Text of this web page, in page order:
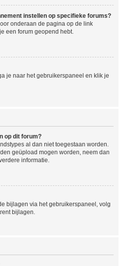
instellen op specifieke forums?
onderaan de pagina op de link
een forum geopend hebt.
je naar het gebruikerspaneel en klik je
op dit forum?
al dan niet toegestaan worden.
geüpload mogen worden, neem dan
informatie.
bijlagen via het gebruikerspaneel, volg
bijlagen.